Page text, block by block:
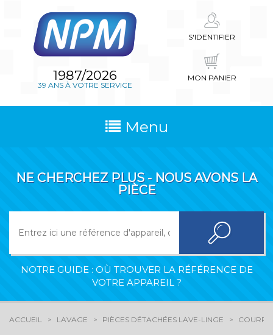
1987/2026
39 ANS À VOTRE SERVICE
S'IDENTIFIER
MON PANIER
Menu
NE CHERCHEZ PLUS - NOUS AVONS LA
PIÈCE
NOTRE GUIDE : OÙ TROUVER LA RÉFÉRENCE DE
VOTRE APPAREIL ?
ACCUEIL LAVAGE PIÈCES DÉTACHÉES LAVE-LINGE